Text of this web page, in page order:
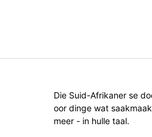
Die Suid-Afrikaner se
oor dinge wat
meer - in hulle taal.